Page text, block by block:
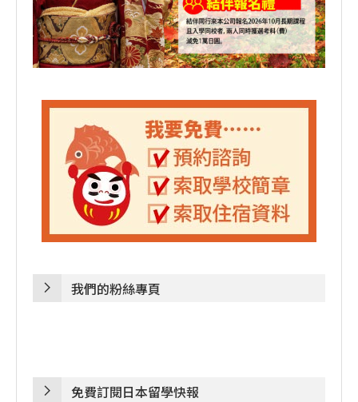
我們的粉絲專頁
免費訂閱日本留學快報